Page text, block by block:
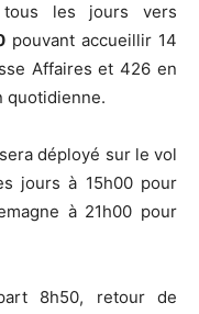
tous les jours vers
pouvant accueillir 14
Affaires et 426 en
quotidienne.
déployé sur le vol
jours à 15h00 pour
à 21h00 pour
8h50, retour de